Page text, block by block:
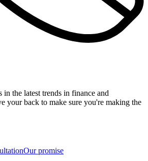
in the latest trends in finance and
your back to make sure you're making the
Our promise